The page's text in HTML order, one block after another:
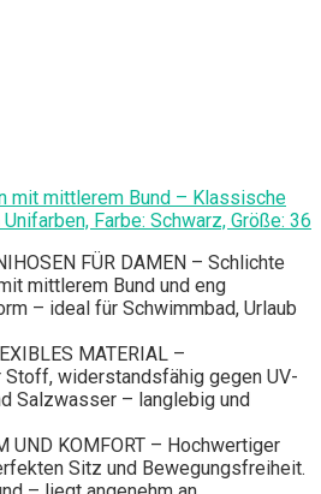
mit mittlerem Bund – Klassische
Farbe: Schwarz, Größe: 36
FÜR DAMEN – Schlichte
mittlerem Bund und eng
– ideal für Schwimmbad, Urlaub
MATERIAL –
Stoff, widerstandsfähig gegen UV-
Salzwasser – langlebig und
UND KOMFORT – Hochwertiger
Sitz und Bewegungsfreiheit.